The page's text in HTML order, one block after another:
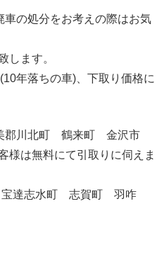
の処分をお考えの際はお気
します。
年落ちの車)、下取り価格に
郡川北町 鶴来町 金沢市
は無料にて引取りに伺えま
達志水町 志賀町 羽咋